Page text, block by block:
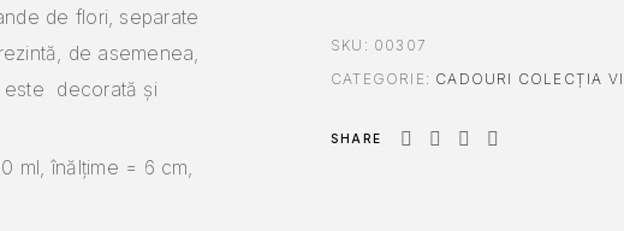
de flori, separate
de asemenea,
este decorată și
ml, înălțime = 6 cm,
SKU: 00307
CATEGORIE: CADOURI COLECȚIA
SHARE